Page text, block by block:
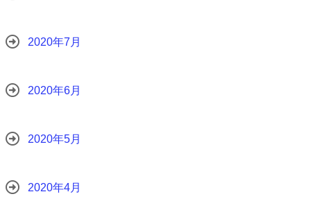
2020年7月
2020年6月
2020年5月
2020年4月